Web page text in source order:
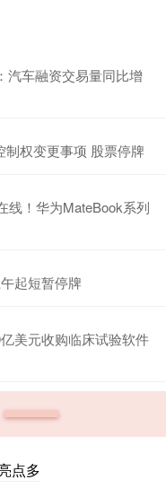
汽车融资交易量同比增
权变更事项 股票停牌
线！华为MateBook系列
起短暂停牌
美元收购临床试验软件
点多